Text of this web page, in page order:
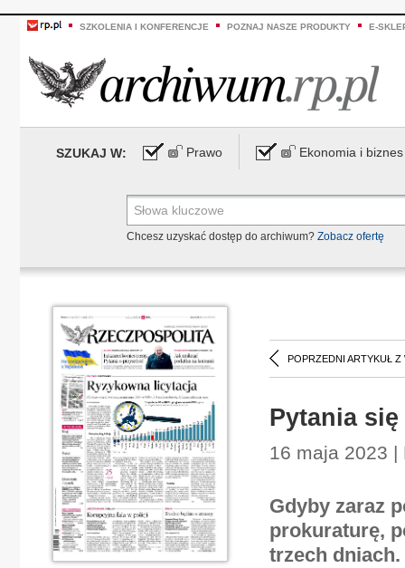
SZKOLENIA I KONFERENCJE POZNAJ NASZE PRODUKTY E-
SZUKAJ W: Prawo Ekonomia i biznes
Chcesz uzyskać dostęp do archiwum? Zobacz ofertę
POPRZEDNI ARTYKUŁ Z
Pytania
16 maja 2023 |
Gdyby zaraz
prokuraturę,
trzech dniach.